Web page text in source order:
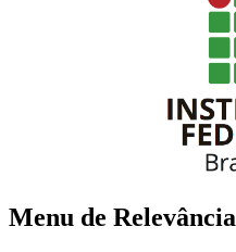
Menu de Relevância